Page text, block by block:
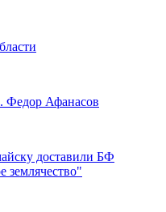
Федор Афанасов
доставили БФ